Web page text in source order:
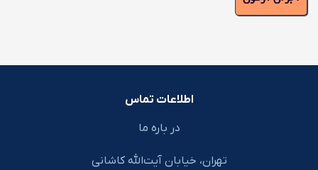
اطلاعات تماس
در باره ما
تهران، خیابان آیت‌الله کاشانی